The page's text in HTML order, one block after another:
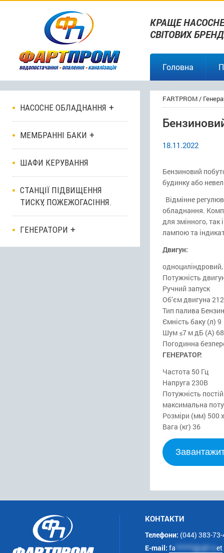
КРАЩЕ
СВІТОВИХ
Головна
НАСОСНЕ ОБЛАДНАННЯ
МЕМБРАННІ БАКИ
ШАФИ КЕРУВАННЯ
СТАНЦІЇ ПІДВИЩЕННЯ
ТИСКУ, ПОЖЕЖОГАСІННЯ.
ГЕНЕРАТОРИ
FARTPROM/
18.11.2022
Бензиновий
будинку або
Відмінне
обладнання.
для змінного, так
лампою та
Двигун:
Потужність
Ручний запуск
Об’єм двигуна
Тип палива Бензин
Ємність баку (л) 9
Шум ≤7 м дБ (A) 68
Погодинна
ГЕНЕРАТОР:
Частота 50 Гц
Напруга 230В
Потужність
максимальна
Розміри (мм) 500
Вага (кг) 36
КОНТАКТИ
Телефони: (044) 383-
E-mail: fa ******@uk*.net